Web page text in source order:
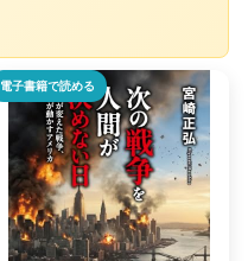
電子書籍で読める